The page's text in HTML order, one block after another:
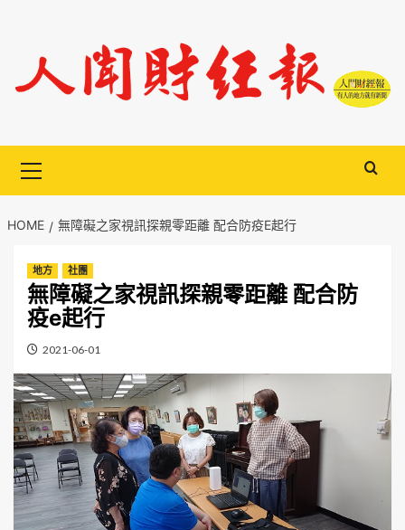
content
Menu
HOME 無障礙之家視訊探親零距離 配合防疫E起行
地方 社團
無障礙之家視訊探親零距離 配合防
疫e起行
2021-06-01